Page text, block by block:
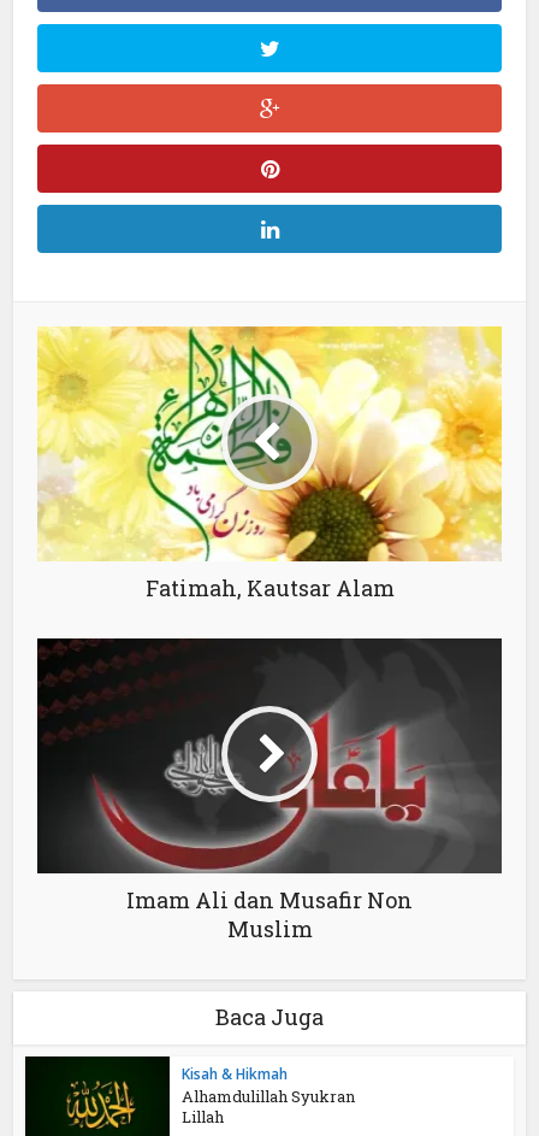
Fatimah, Kautsar Alam
Imam Ali dan Musafir Non
Muslim
Baca Juga
Kisah & Hikmah
Alhamdulillah Syukran
Lillah